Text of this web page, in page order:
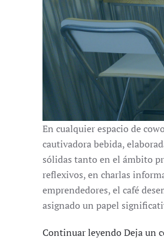
En cualquier espacio de
cautivadora bebida,
sólidas tanto en el ámbito
reflexivos, en charlas
emprendedores, el café
asignado un papel
Continuar leyendoDeja un